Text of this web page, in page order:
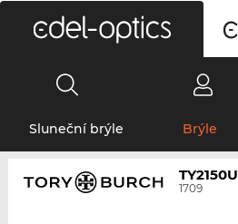
Sluneční brýle Brýle
TY2150U
1709